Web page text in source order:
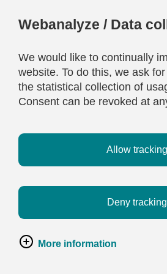
Webanalyze / Data
We would like to continually
website. To do this, we ask
the statistical collection of
Consent can be revoked at
Allow tracking
Deny tracking
More information